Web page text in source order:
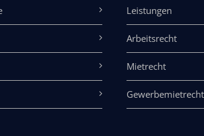
Leistungen
Arbeitsrecht
Mietrecht
Gewerbemietrecht